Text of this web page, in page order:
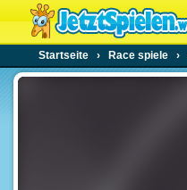
Startseite › Race spiele ›